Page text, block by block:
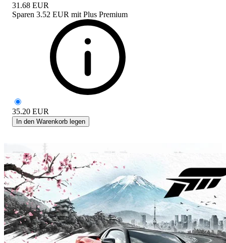
31.68 EUR
Sparen 3.52 EUR mit Plus Premium
35.20 EUR
In den Warenkorb legen